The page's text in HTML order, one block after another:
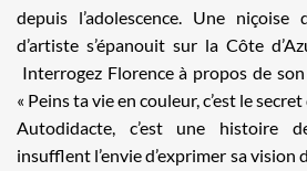
depuis l’adolescence. Une niçoise
d’artiste s’épanouit sur la Côte
Interrogez Florence à propos de
« Peins ta vie en couleur, c’est le
Autodidacte, c’est une histoire
insufflent l’envie d’exprimer sa vision